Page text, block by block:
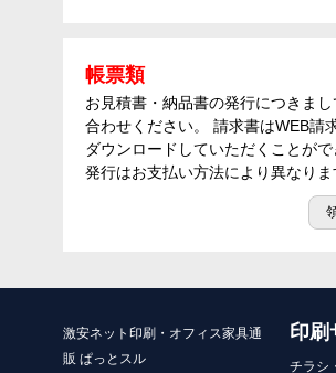
帳票類
お見積書・納品書の発行につきま
合わせください。 請求書はWEB請
ダウンロードしていただくことが
発行はお支払い方法により異なりま
激安ネット印刷・オフィス家具通
販 ぱっとスル
印刷
チラシ